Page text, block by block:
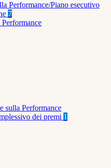
Performance/Piano esecutivo
7
sulla Performance
dei premi 1